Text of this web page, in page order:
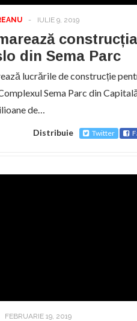
- IULIE 9, 2019
construcția
din Sema Parc
lucrările de construcție
Sema Parc din
de…
Distribuie Twitter
FEBRUARIE 19, 2019